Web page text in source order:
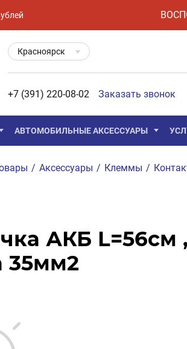
Красноярск
+7 (391) 220-08-02 Заказать звонок
АВТОМОБИЛЬНЫЕ АКСЕССУАРЫ
/ Аксессуары / Клеммы /
АКБ L=56см
35мм2